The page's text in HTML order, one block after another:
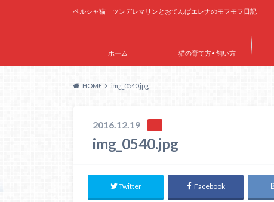
ペルシャ猫 ツンデレマリンとおてんばエレナのモフモフ日記
ホーム 猫の育て方• 飼い方
サイトマップ
HOME img_0540.jpg
2016.12.19
img_0540.jpg
Twitter Facebook